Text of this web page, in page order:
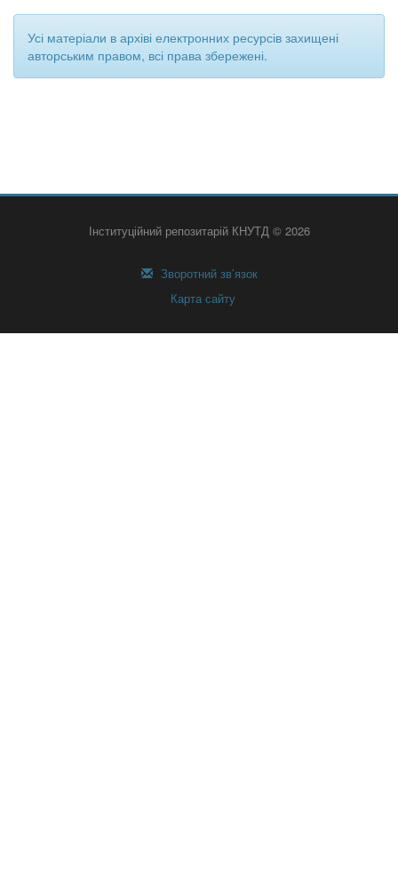
Усі матеріали в архіві електронних ресурсів захищені
авторським правом, всі права збережені.
Інституційний репозитарій КНУТД © 2026
Зворотний зв’язок
Карта сайту